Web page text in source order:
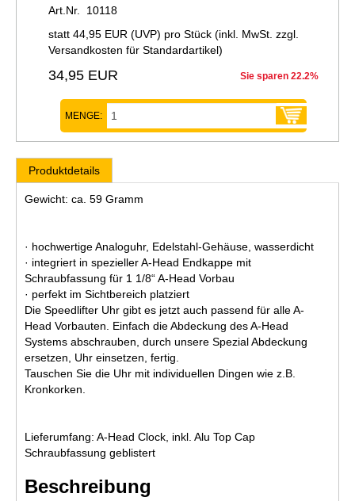
Art.Nr. 10118
statt 44,95 EUR (UVP) pro Stück (inkl. MwSt. zzgl.
Versandkosten für Standardartikel)
Sie sparen 22.2%
34,95 EUR
MENGE:
Produktdetails
Gewicht: ca. 59 Gramm
· hochwertige Analoguhr, Edelstahl-Gehäuse, wasserdicht
· integriert in spezieller A-Head Endkappe mit
Schraubfassung für 1 1/8“ A-Head Vorbau
· perfekt im Sichtbereich platziert
Die Speedlifter Uhr gibt es jetzt auch passend für alle A-
Head Vorbauten. Einfach die Abdeckung des A-Head
Systems abschrauben, durch unsere Spezial Abdeckung
ersetzen, Uhr einsetzen, fertig.
Tauschen Sie die Uhr mit individuellen Dingen wie z.B.
Kronkorken.
Lieferumfang: A-Head Clock, inkl. Alu Top Cap
Schraubfassung geblistert
Beschreibung